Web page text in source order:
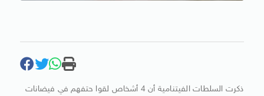
ذكرت السلطات الفيتنامية أن 4 أشخاص لقوا حتفهم في فيضانات